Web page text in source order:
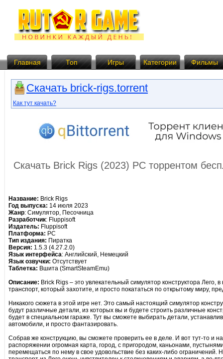
Главная Топ Игры Категории Фильмы
Скачать brick-rigs.torrent
Как тут качать?
Скачать Brick Rigs (2023) PC торрентом
Название: Brick Rigs
Год выпуска: 14 июля 2023
Жанр: Симулятор, Песочница
Разработчик: Fluppisoft
Издатель: Fluppisoft
Платформа: PC
Тип издания: Пиратка
Версия: 1.5.3 (4.27.2.0)
Язык интерфейса: Английский, Немецкий
Язык озвучки: Отсутствует
Таблетка: Вшита (SmartSteamEmu)
Описание: Brick Rigs – это увлекательный симулятор конструктора Лего,
транспорт, который захотите, и просто покататься по открытому миру,
Никакого сюжета в этой игре нет. Это самый настоящий симулятор
будут различные детали, из которых вы и будете строить различные
будет в специальном гараже. Тут вы сможете выбирать детали,
автомобили, и просто фантазировать.
Собрав же конструкцию, вы сможете проверить ее в деле. И вот тут-то и
распоряжении огромная карта, город, с пригородом, каньонами,
перемещаться по нему в свое удовольствие без каких-либо ограничений.